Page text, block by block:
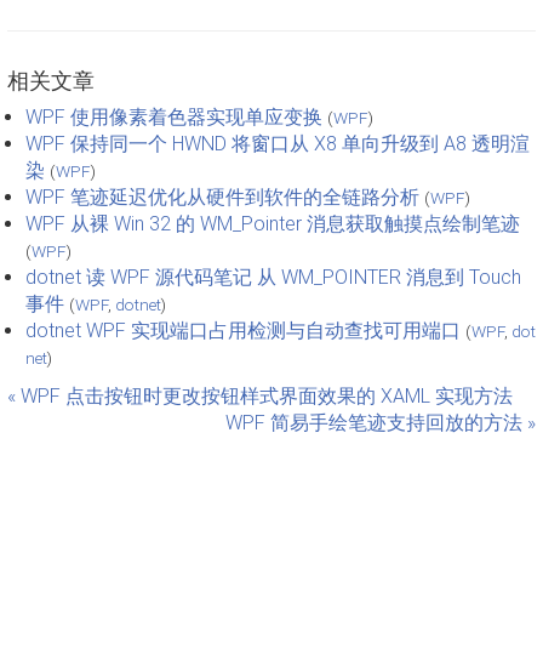
相关文章
WPF 使用像素着色器实现单应变换 (WPF)
WPF 保持同一个 HWND 将窗口从 X8 单向升级到 A8 透明渲
染 (WPF)
WPF 笔迹延迟优化从硬件到软件的全链路分析 (WPF)
WPF 从裸 Win 32 的 WM_Pointer 消息获取触摸点绘制笔迹
(WPF)
dotnet 读 WPF 源代码笔记 从 WM_POINTER 消息到 Touch
事件 (WPF, dotnet)
dotnet WPF 实现端口占用检测与自动查找可用端口 (WPF, dot
net)
« WPF 点击按钮时更改按钮样式界面效果的 XAML 实现方法
WPF 简易手绘笔迹支持回放的方法 »